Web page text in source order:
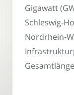
Gigawatt
Schleswig-
Nordrhein-